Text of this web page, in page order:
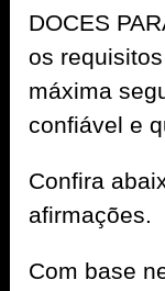
DOCES
os
máxima
confiável e
Confira
afirmações.
Com base